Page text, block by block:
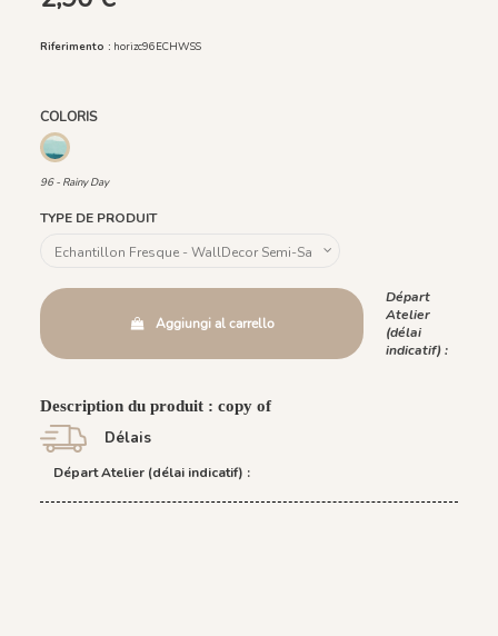
Riferimento : horizc96ECHWSS
COLORIS
96 - Rainy Day
96 - Rainy Day
TYPE DE PRODUIT
Aggiungi al carrello
Départ
Atelier
(délai
indicatif) :
Description du produit : copy of
Délais
Départ Atelier (délai indicatif) :